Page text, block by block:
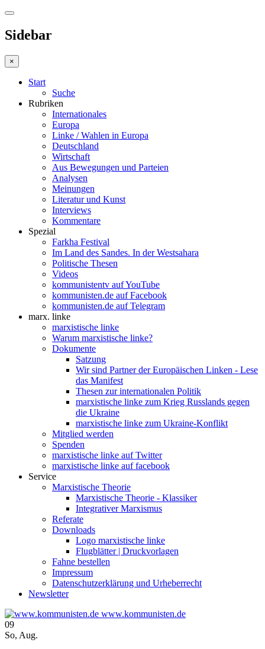
Sidebar
×
Start
Suche
Rubriken
Internationales
Europa
Linke / Wahlen in Europa
Deutschland
Wirtschaft
Aus Bewegungen und Parteien
Analysen
Meinungen
Literatur und Kunst
Interviews
Kommentare
Spezial
Farkha Festival
Im Land des Sandes. In der Westsahara
Politische Thesen
Videos
kommunistentv auf YouTube
kommunisten.de auf Facebook
kommunisten.de auf Telegram
marx. linke
marxistische linke
Warum marxistische linke?
Dokumente
Satzung
Wir sind Partner der Europäischen Linken - Lese
das Manifest
Thesen zur internationalen Politik
marxistische linke zum Krieg Russlands gegen
die Ukraine
marxistische linke zum Ukraine-Konflikt
Mitglied werden
Spenden
marxistische linke auf Twitter
marxistische linke auf facebook
Service
Marxistische Theorie
Marxistische Theorie - Klassiker
Integrativer Marxismus
Referate
Downloads
Logo marxistische linke
Flugblätter | Druckvorlagen
Fahne bestellen
Impressum
Datenschutzerklärung und Urheberrecht
Newsletter
www.kommunisten.de
09
So, Aug.